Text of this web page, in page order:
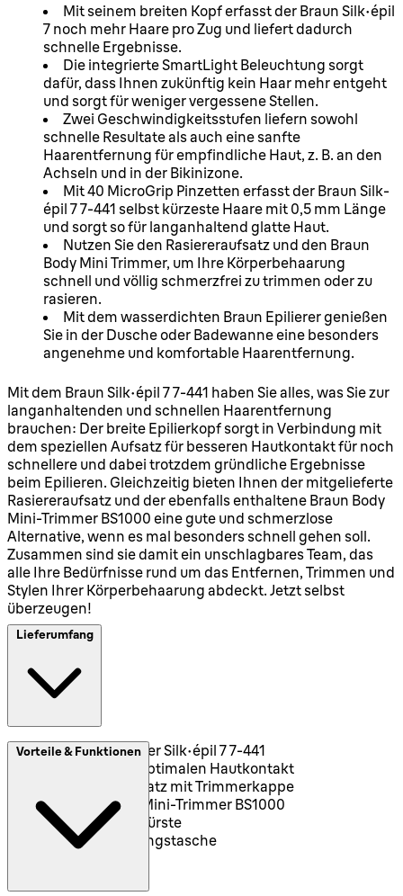
Mit seinem breiten Kopf erfasst der Braun Silk-épil
7 noch mehr Haare pro Zug und liefert dadurch
schnelle Ergebnisse.
Die integrierte SmartLight Beleuchtung sorgt
dafür, dass Ihnen zukünftig kein Haar mehr entgeht
und sorgt für weniger vergessene Stellen.
Zwei Geschwindigkeitsstufen liefern sowohl
schnelle Resultate als auch eine sanfte
Haarentfernung für empfindliche Haut, z. B. an den
Achseln und in der Bikinizone.
Mit 40 MicroGrip Pinzetten erfasst der Braun Silk-
épil 7 7-441 selbst kürzeste Haare mit 0,5 mm Länge
und sorgt so für langanhaltend glatte Haut.
Nutzen Sie den Rasiereraufsatz und den Braun
Body Mini Trimmer, um Ihre Körperbehaarung
schnell und völlig schmerzfrei zu trimmen oder zu
rasieren.
Mit dem wasserdichten Braun Epilierer genießen
Sie in der Dusche oder Badewanne eine besonders
angenehme und komfortable Haarentfernung.
Mit dem Braun Silk-épil 7 7-441 haben Sie alles, was Sie zur
langanhaltenden und schnellen Haarentfernung
brauchen: Der breite Epilierkopf sorgt in Verbindung mit
dem speziellen Aufsatz für besseren Hautkontakt für noch
schnellere und dabei trotzdem gründliche Ergebnisse
beim Epilieren. Gleichzeitig bieten Ihnen der mitgelieferte
Rasiereraufsatz und der ebenfalls enthaltene Braun Body
Mini-Trimmer BS1000 eine gute und schmerzlose
Alternative, wenn es mal besonders schnell gehen soll.
Zusammen sind sie damit ein unschlagbares Team, das
alle Ihre Bedürfnisse rund um das Entfernen, Trimmen und
Stylen Ihrer Körperbehaarung abdeckt. Jetzt selbst
überzeugen!
Lieferumfang
Braun Epilierer Silk-épil 7 7-441
Aufsatz für optimalen Hautkontakt
Rasiereraufsatz mit Trimmerkappe
Braun Body Mini-Trimmer BS1000
Reinigungsbürste
Aufbewahrungstasche
Vorteile & Funktionen